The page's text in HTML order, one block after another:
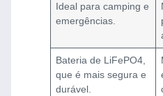
Ideal para camping e
emergências.
Bateria de LiFePO4,
que é mais segura e
durável.